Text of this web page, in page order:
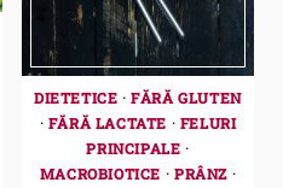
DIETETICE ·FĂRĂ GLUTEN
· FĂRĂ LACTATE · FELURI
PRINCIPALE ·
MACROBIOTICE · PRÂNZ·